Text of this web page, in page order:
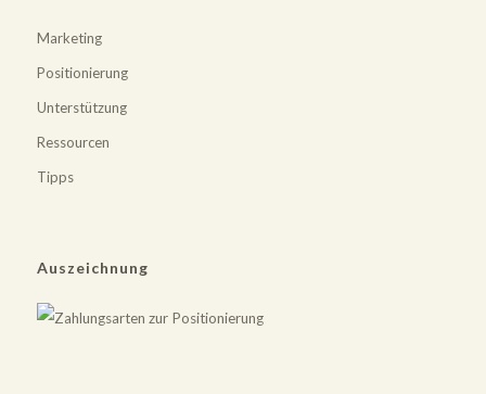
Marketing
Positionierung
Unterstützung
Ressourcen
Tipps
Auszeichnung